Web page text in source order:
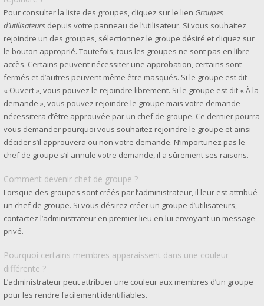
Pour consulter la liste des groupes, cliquez sur le lien Groupes
d’utilisateurs depuis votre panneau de l’utilisateur. Si vous souhaitez
rejoindre un des groupes, sélectionnez le groupe désiré et cliquez sur
le bouton approprié. Toutefois, tous les groupes ne sont pas en libre
accès. Certains peuvent nécessiter une approbation, certains sont
fermés et d’autres peuvent même être masqués. Si le groupe est dit
« Ouvert », vous pouvez le rejoindre librement. Si le groupe est dit « À la
demande », vous pouvez rejoindre le groupe mais votre demande
nécessitera d’être approuvée par un chef de groupe. Ce dernier pourra
vous demander pourquoi vous souhaitez rejoindre le groupe et ainsi
décider s’il approuvera ou non votre demande. N’importunez pas le
chef de groupe s’il annule votre demande, il a sûrement ses raisons.
Comment devenir chef de groupe ?
Lorsque des groupes sont créés par l’administrateur, il leur est attribué
un chef de groupe. Si vous désirez créer un groupe d’utilisateurs,
contactez l’administrateur en premier lieu en lui envoyant un message
privé.
Pourquoi certains membres apparaissent dans une couleur
différente ?
L’administrateur peut attribuer une couleur aux membres d’un groupe
pour les rendre facilement identifiables.